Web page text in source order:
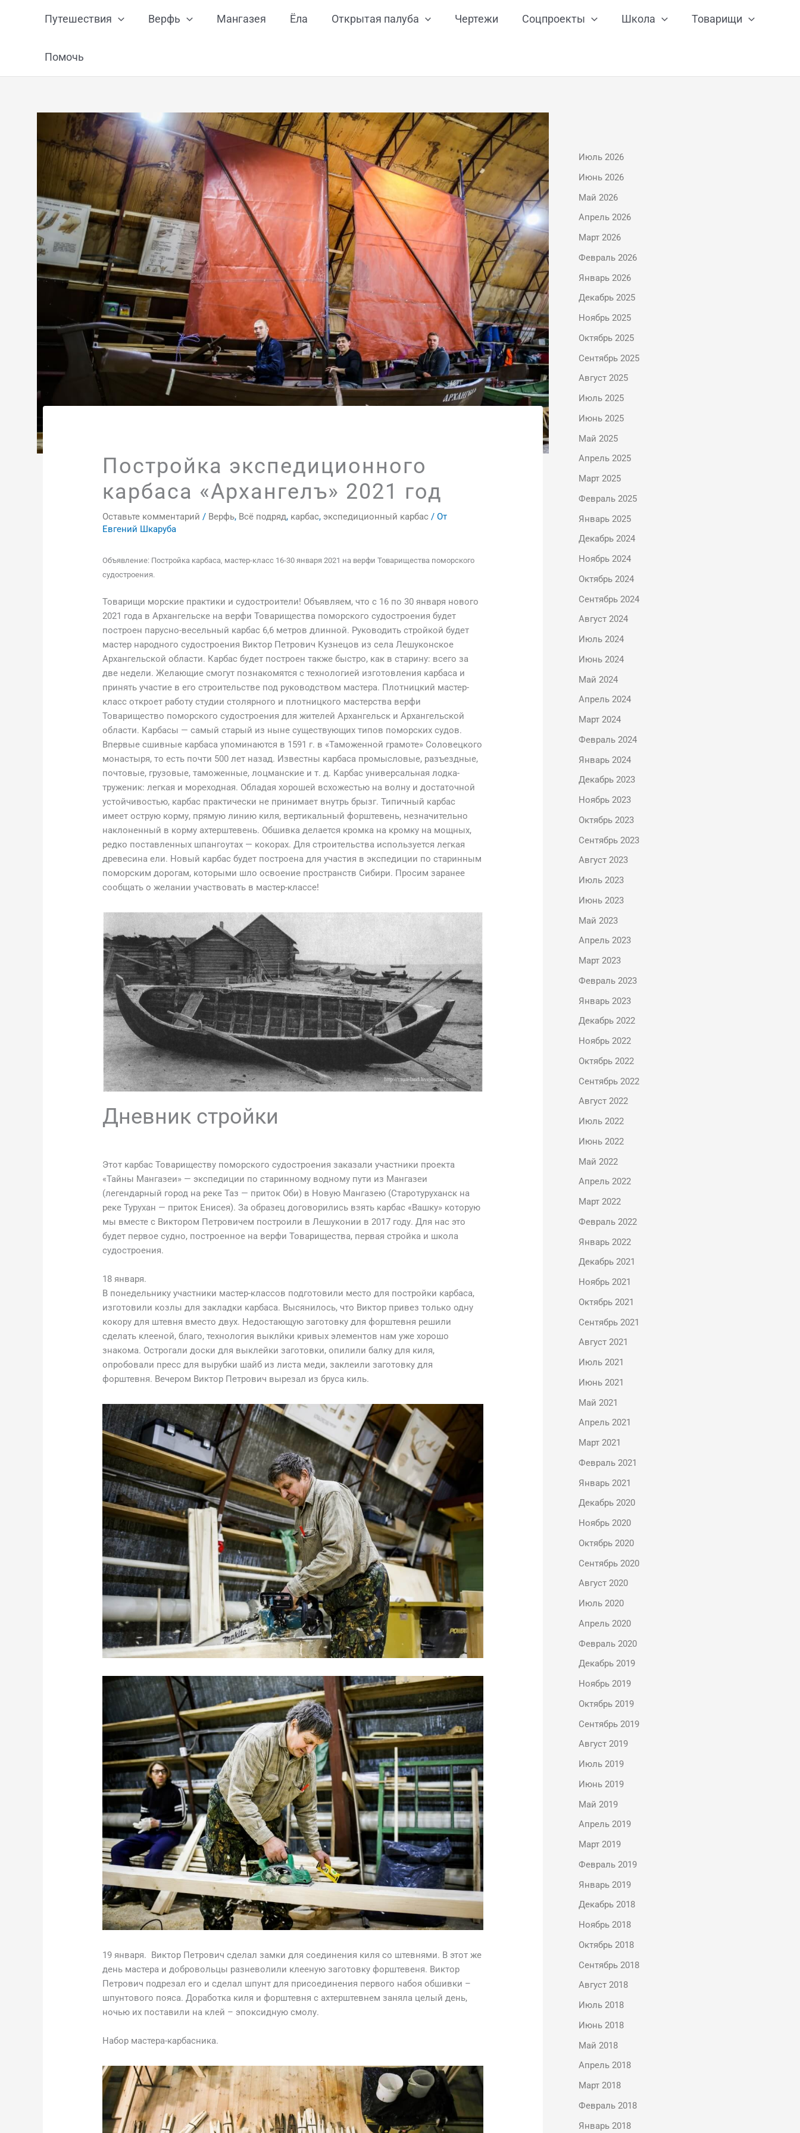
Путешествия Верфь Мангазея Ёла Открытая палуба Чертежи Соцпроекты Школа Товарищи
Помочь
Постройка экспедиционного
карбаса «Архангелъ» 2021 год
Оставьте комментарий / Верфь, Всё подряд, карбас,экспедиционный карбас / От
Евгений Шкаруба
Объявление: Постройка карбаса, мастер-класс 16-30 января 2021 на верфи Товарищества поморского
судостроения.
Товарищи морские практики и судостроители! Объявляем, что с 16 по 30 января нового
2021 года в Архангельске на верфи Товарищества поморского судостроения будет
построен парусно-весельный карбас 6,6 метров длинной. Руководить стройкой будет
мастер народного судостроения Виктор Петрович Кузнецов из села Лешуконское
Архангельской области. Карбас будет построен также быстро, как в старину: всего за
две недели. Желающие смогут познакомятся с технологией изготовления карбаса и
принять участие в его строительстве под руководством мастера. Плотницкий мастер-
класс откроет работу студии столярного и плотницкого мастерства верфи
Товарищество поморского судостроения для жителей Архангельск и Архангельской
области. Карбасы — самый старый из ныне существующих типов поморских судов.
Впервые сшивные карбаса упоминаются в 1591 г. в «Таможенной грамоте» Соловецкого
монастыря, то есть почти 500 лет назад. Известны карбаса промысловые, разъездные,
почтовые, грузовые, таможенные, лоцманские и т. д. Карбас универсальная лодка-
труженик: легкая и мореходная. Обладая хорошей всхожестью на волну и достаточной
устойчивостью, карбас практически не принимает внутрь брызг. Типичный карбас
имеет острую корму, прямую линию киля, вертикальный форштевень, незначительно
наклоненный в корму ахтерштевень. Обшивка делается кромка на кромку на мощных,
редко поставленных шпангоутах — кокорах. Для строительства используется легкая
древесина ели. Новый карбас будет построена для участия в экспедиции по старинным
поморским дорогам, которыми шло освоение пространств Сибири. Просим заранее
сообщать о желании участвовать в мастер-классе!
Дневник стройки
Этот карбас Товариществу поморского судостроения заказали участники проекта
«Тайны Мангазеи» — экспедиции по старинному водному пути из Мангазеи
(легендарный город на реке Таз — приток Оби) в Новую Мангазею (Старотуруханск на
реке Турухан — приток Енисея). За образец договорились взять карбас «Вашку» которую
мы вместе с Виктором Петровичем построили в Лешуконии в 2017 году. Для нас это
будет первое судно, построенное на верфи Товарищества, первая стройка и школа
судостроения.
18 января.
В понедельнику участники мастер-классов подготовили место для постройки карбаса,
изготовили козлы для закладки карбаса. Высянилось, что Виктор привез только одну
кокору для штевня вместо двух. Недостающую заготовку для форштевня решили
сделать клееной, благо, технология выклйки кривых элементов нам уже хорошо
знакома. Острогали доски для выклейки заготовки, опилили балку для киля,
опробовали пресс для вырубки шайб из листа меди, заклеили заготовку для
форштевня. Вечером Виктор Петрович вырезал из бруса киль.
19 января. Виктор Петрович сделал замки для соединения киля со штевнями. В этот же
день мастера и добровольцы разневолили клееную заготовку форштевеня. Виктор
Петрович подрезал его и сделал шпунт для присоединения первого набоя обшивки –
шпунтового пояса. Доработка киля и форштевня с ахтерштевнем заняла целый день,
ночью их поставили на клей – эпоксидную смолу.
Набор мастера-карбасника.
Июль 2026
Июнь 2026
Май 2026
Апрель 2026
Март 2026
Февраль 2026
Январь 2026
Декабрь 2025
Ноябрь 2025
Октябрь 2025
Сентябрь 2025
Август 2025
Июль 2025
Июнь 2025
Май 2025
Апрель 2025
Март 2025
Февраль 2025
Январь 2025
Декабрь 2024
Ноябрь 2024
Октябрь 2024
Сентябрь 2024
Август 2024
Июль 2024
Июнь 2024
Май 2024
Апрель 2024
Март 2024
Февраль 2024
Январь 2024
Декабрь 2023
Ноябрь 2023
Октябрь 2023
Сентябрь 2023
Август 2023
Июль 2023
Июнь 2023
Май 2023
Апрель 2023
Март 2023
Февраль 2023
Январь 2023
Декабрь 2022
Ноябрь 2022
Октябрь 2022
Сентябрь 2022
Август 2022
Июль 2022
Июнь 2022
Май 2022
Апрель 2022
Март 2022
Февраль 2022
Январь 2022
Декабрь 2021
Ноябрь 2021
Октябрь 2021
Сентябрь 2021
Август 2021
Июль 2021
Июнь 2021
Май 2021
Апрель 2021
Март 2021
Февраль 2021
Январь 2021
Декабрь 2020
Ноябрь 2020
Октябрь 2020
Сентябрь 2020
Август 2020
Июль 2020
Апрель 2020
Февраль 2020
Декабрь 2019
Ноябрь 2019
Октябрь 2019
Сентябрь 2019
Август 2019
Июль 2019
Июнь 2019
Май 2019
Апрель 2019
Март 2019
Февраль 2019
Январь 2019
Декабрь 2018
Ноябрь 2018
Октябрь 2018
Сентябрь 2018
Август 2018
Июль 2018
Июнь 2018
Май 2018
Апрель 2018
Март 2018
Февраль 2018
Январь 2018